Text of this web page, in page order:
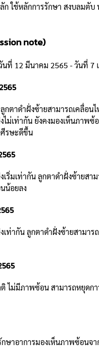
ก ใช้หลักการรักษา สงบลมตั
note)
นที่ 12 มีนาคม 2565 - วันที่ 7
กตาดำฝั่งซ้ายสามารถเคลื่อนไ
ไม่เท่ากัน ยังคงมองเห็นภาพ
ศีรษะดีขึ้น
เริ่มเท่ากัน ลูกตาดำฝั่งซ้ายส
น้อยลง
เท่ากัน ลูกตาดำฝั่งซ้ายสามา
ไม่มีภาพซ้อน สามารถหยุดก
อาการมองเห็นภาพซ้อนจา